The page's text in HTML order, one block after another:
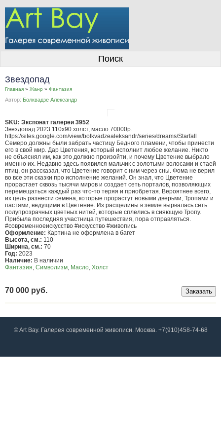
Информация для покупателей
Контакты
Личный кабинет
Поиск
Звездопад
Главная » Жанр » Фантазия
Автор: Болквадзе Александр
SKU: Экспонат галереи 3952
Звездопад 2023 110x90 холст, масло 70000р.
https://sites.google.com/view/bolkvadzealeksandr/series/dreams/Starfall
Семеро должны были забрать частицу Бедного пламени, чтобы принести
его в свой мир. Дар Цветения, который исполнит любое желание. Никто
не объяснял им, как это должно произойти, и почему Цветение выбрало
именно их. Недавно здесь появился мальчик с золотыми волосами и стаей
птиц, он рассказал, что Цветение говорит с ним через сны. Фома не верил
во все эти сказки про исполнение желаний. Он знал, что Цветение
прорастает сквозь тысячи миров и создает сеть порталов, позволяющих
перемещаться каждый раз что-то теряя и приобретая. Вероятнее всего,
их цель разнести семена, которые прорастут новыми дверьми, Тропами и
пастями, ведущими в Цветение. Из расщелины в земле вырвалась сеть
полупрозрачных цветных нитей, которые сплелись в сияющую Тропу.
Прибыла последняя участница путешествия, пора отправляться.
#современноеискусство #искусство #живопись
Оформление: Картина не оформлена в багет
Высота, см.: 110
Ширина, см.: 70
Год: 2023
Наличие: В наличии
Фантазия Символизм Масло Холст
70 000 руб.
© Art Bay. Галерея современной живописи. Москва. +7(910)458-74-68